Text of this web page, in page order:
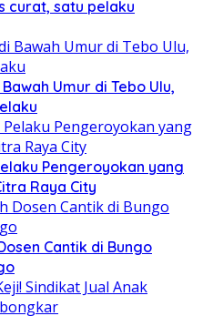
curat, satu pelaku
Umur di Tebo Ulu,
Pengeroyokan yang
Raya City
Cantik di Bungo